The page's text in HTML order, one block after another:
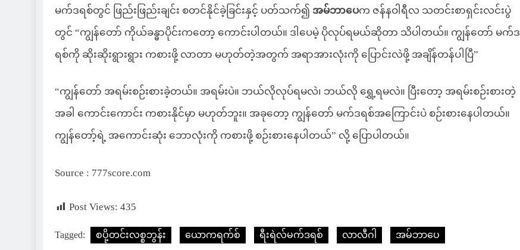
မက်ဒရစ်တွင် ဖြည်းဖြည်းချင်း စတင်နိုင်ခဲ့ခြင်းနှင့် ပတ်သက်၍ အမ်ဘာပေက ဇန်နဝါရီလ သတင်းစာရှင်းလင်းပွဲ
တွင် “ကျွန်တော် ကိုယ်ခန္ဓာပိုင်းကတော့ ကောင်းပါတယ်။ ဒါပေမဲ့ ပိုလုပ်ရမယ်ဆိုတာ သိပါတယ်။ ကျွန်တော် မက်ဒ
ရစ်ကို ဆိုးဆိုးရွားရွား ကစားဖို့ လာတာ မဟုတ်တဲ့အတွက် အရာအားလုံးကို ပြောင်းလဲဖို့ အချိန်တန်ပါပြီ”
“ကျွန်တော် အရမ်းစဉ်းစားခဲ့တယ်။ အရမ်းပဲ။ ဘယ်လိုလုပ်ရမလဲ၊ ဘယ်လို ရွှေ့ရမလဲ။ ပြီးတော့ အရမ်းစဉ်းစားတဲ့
အခါ ကောင်းကောင်း ကစားနိုင်မှာ မဟုတ်ဘူး။ အခုတော့ ကျွန်တော် မက်ဒရစ်အကြောင်းပဲ စဉ်းစားနေပါတယ်။
ကျွန်တော့်ရဲ့ အကောင်းဆုံး ဘောလုံးကို ကစားဖို့ စဉ်းစားနေပါတယ်” လို့ ပြောပါတယ်။
Source : 777score.com
Post Views: 435
Tagged: စပို့တင်းလစ္စဘွန်း ယောကရက်စ် ရီးရဲလ်မက်ဒရစ် လာလီဂါ အမ်ဘာပေ